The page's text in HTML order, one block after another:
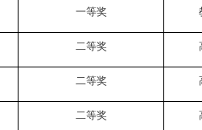
一等奖
二等奖
二等奖
二等奖